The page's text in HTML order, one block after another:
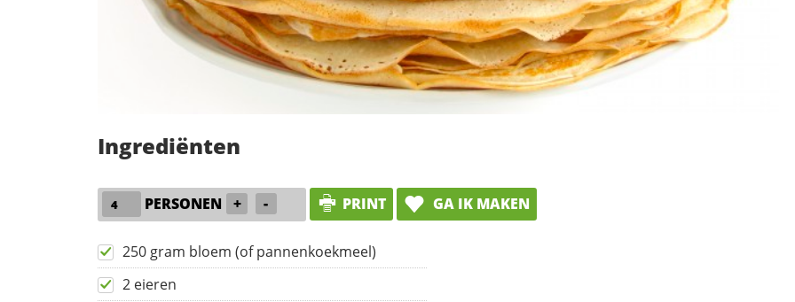
Ingrediënten
PERSONEN + - PRINT GA IK MAKEN
250 gram bloem (of pannenkoekmeel)
2 eieren